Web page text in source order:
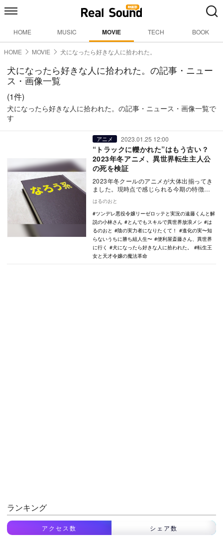
HOME MUSIC MOVIE TECH BOOK
HOME MOVIE 犬になったら好きな人に拾われた。
犬になったら好きな人に拾われた。の記事・ニュー
ス・画像一覧
(1件)
犬になったら好きな人に拾われた。の記事・ニュース・画像一覧で
す
アニメ 2023.01.25 12:00
“トラックに轢かれた”はもう古い？
2023年冬アニメ、異世界転生主人公
の死を検証
2023年冬クールのアニメが大体出揃ってき
ました。現時点で感じられる今期の特徴は
「TS要素…
はるのおと
ツンデレ悪役令嬢リーゼロッテと実況の遠藤くんと解
説の小林さん
とんでもスキルで異世界放浪メシ
は
るのおと
陰の実力者になりたくて！
進化の実〜知
らないうちに勝ち組人生〜
便利屋斎藤さん、異世界
に行く
犬になったら好きな人に拾われた。
転生王
女と天才令嬢の魔法革命
ランキング
アクセス数 シェア数